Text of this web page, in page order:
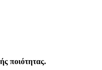
ποιότητας.